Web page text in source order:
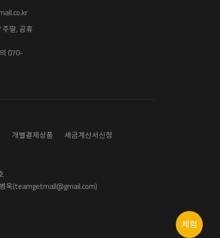
말, 공휴
070-
개별결제상품 세금계산서신청
욱(teamgetmall@gmail.com)
체험